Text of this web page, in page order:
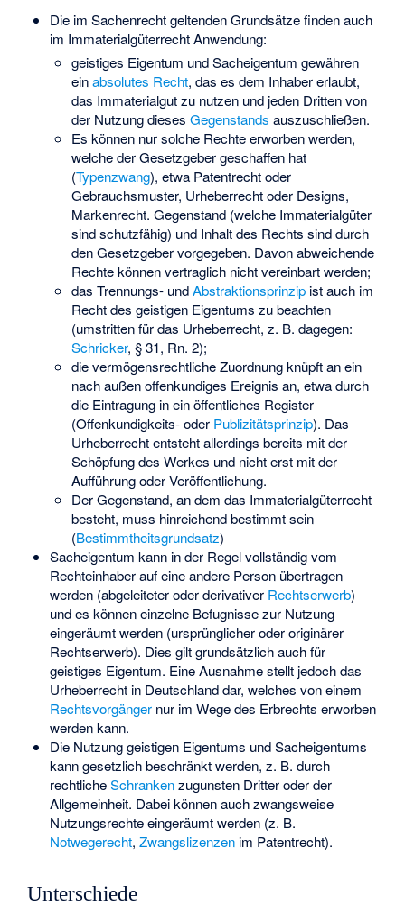
Die im Sachenrecht geltenden Grundsätze finden auch
im Immaterialgüterrecht Anwendung:
geistiges Eigentum und Sacheigentum gewähren
einabsolutes Recht, das es dem Inhaber erlaubt,
das Immaterialgut zu nutzen und jeden Dritten von
der Nutzung diesesGegenstands auszuschließen.
Es können nur solche Rechte erworben werden,
welche der Gesetzgeber geschaffen hat
(Typenzwang), etwa Patentrecht oder
Gebrauchsmuster, Urheberrecht oder Designs,
Markenrecht. Gegenstand (welche Immaterialgüter
sind schutzfähig) und Inhalt des Rechts sind durch
den Gesetzgeber vorgegeben. Davon abweichende
Rechte können vertraglich nicht vereinbart werden;
das Trennungs- undAbstraktionsprinzip ist auch im
Recht des geistigen Eigentums zu beachten
(umstritten für das Urheberrecht, z. B. dagegen:
Schricker, § 31, Rn. 2);
die vermögensrechtliche Zuordnung knüpft an ein
nach außen offenkundiges Ereignis an, etwa durch
die Eintragung in ein öffentliches Register
(Offenkundigkeits- oder Publizitätsprinzip). Das
Urheberrecht entsteht allerdings bereits mit der
Schöpfung des Werkes und nicht erst mit der
Aufführung oder Veröffentlichung.
Der Gegenstand, an dem das Immaterialgüterrecht
besteht, muss hinreichend bestimmt sein
(Bestimmtheitsgrundsatz)
Sacheigentum kann in der Regel vollständig vom
Rechteinhaber auf eine andere Person übertragen
werden (abgeleiteter oder derivativer Rechtserwerb)
und es können einzelne Befugnisse zur Nutzung
eingeräumt werden (ursprünglicher oder originärer
Rechtserwerb). Dies gilt grundsätzlich auch für
geistiges Eigentum. Eine Ausnahme stellt jedoch das
Urheberrecht in Deutschland dar, welches von einem
Rechtsvorgängernur im Wege des Erbrechts erworben
werden kann.
Die Nutzung geistigen Eigentums und Sacheigentums
kann gesetzlich beschränkt werden, z. B. durch
rechtlicheSchrankenzugunsten Dritter oder der
Allgemeinheit. Dabei können auch zwangsweise
Nutzungsrechte eingeräumt werden (z. B.
Notwegerecht, Zwangslizenzenim Patentrecht).
Unterschiede